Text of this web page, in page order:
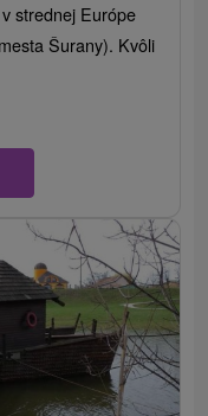
strednej Európe
Šurany). Kvôli